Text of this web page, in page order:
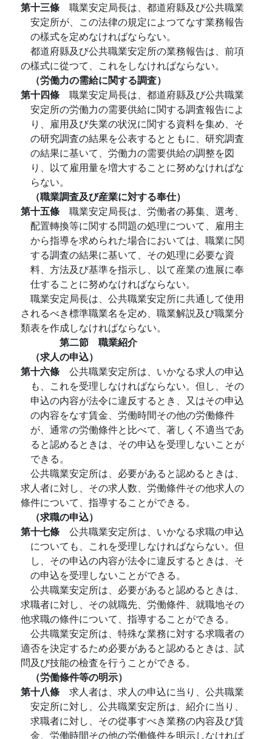
第十三條 職業安定局長は、都道府縣及び公共職業
安定所が、この法律の規定によつてなす業務報告
の樣式を定めなければならない。
都道府縣及び公共職業安定所の業務報告は、前項
の樣式に從つて、これをしなければならない。
（労働力の需給に関する調査）
第十四條 職業安定局長は、都道府縣及び公共職業
安定所の労働力の需要供給に関する調査報告によ
り、雇用及び失業の状況に関する資料を集め、そ
の研究調査の結果を公表するとともに、研究調査
の結果に基いて、労働力の需要供給の調整を図
り、以て雇用量を増大することに努めなければな
らない。
（職業調査及び産業に対する奉仕）
第十五條 職業安定局長は、労働者の募集、選考、
配置轉換等に関する問題の処理について、雇用主
から指導を求められた場合においては、職業に関
する調査の結果に基いて、その処理に必要な資
料、方法及び基準を指示し、以て産業の進展に奉
仕することに努めなければならない。
職業安定局長は、公共職業安定所に共通して使用
されるべき標準職業名を定め、職業解説及び職業分
類表を作成しなければならない。
第二節 職業紹介
（求人の申込）
第十六條 公共職業安定所は、いかなる求人の申込
も、これを受理しなければならない。但し、その
申込の内容が法令に違反するとき、又はその申込
の内容をなす賃金、労働時間その他の労働條件
が、通常の労働條件と比べて、著しく不適当であ
ると認めるときは、その申込を受理しないことが
できる。
公共職業安定所は、必要があると認めるときは、
求人者に対し、その求人数、労働條件その他求人の
條件について、指導することができる。
（求職の申込）
第十七條 公共職業安定所は、いかなる求職の申込
についても、これを受理しなければならない。但
し、その申込の内容が法令に違反するときは、そ
の申込を受理しないことができる。
公共職業安定所は、必要があると認めるときは、
求職者に対し、その就職先、労働條件、就職地その
他求職の條件について、指導することができる。
公共職業安定所は、特殊な業務に対する求職者の
適否を決定するため必要があると認めるときは、試
問及び技能の檢査を行うことができる。
（労働條件等の明示）
第十八條 求人者は、求人の申込に当り、公共職業
安定所に対し、公共職業安定所は、紹介に当り、
求職者に対し、その從事すべき業務の内容及び賃
金、労働時間その他の労働條件を明示しなければ